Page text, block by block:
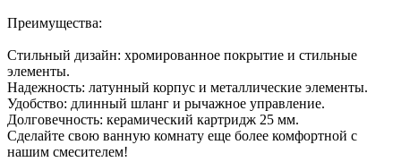
Преимущества:
Стильный дизайн: хромированное покрытие и стильные
элементы.
Надежность: латунный корпус и металлические элементы.
Удобство: длинный шланг и рычажное управление.
Долговечность: керамический картридж 25 мм.
Сделайте свою ванную комнату еще более комфортной с
нашим смесителем!